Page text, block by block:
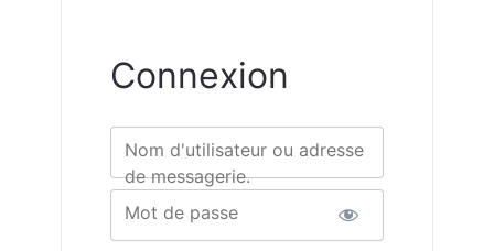
Connexion
Nom d'utilisateur ou adresse
de messagerie.
Mot de passe